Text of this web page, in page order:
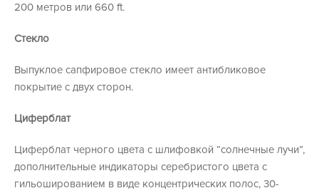
200 метров или 660 ft.
Стекло
Выпуклое сапфировое стекло имеет антибликовое
покрытие с двух сторон.
Циферблат
Циферблат черного цвета с шлифовкой “солнечные лучи”,
дополнительные индикаторы серебристого цвета с
гильошированием в виде концентрических полос, 30-